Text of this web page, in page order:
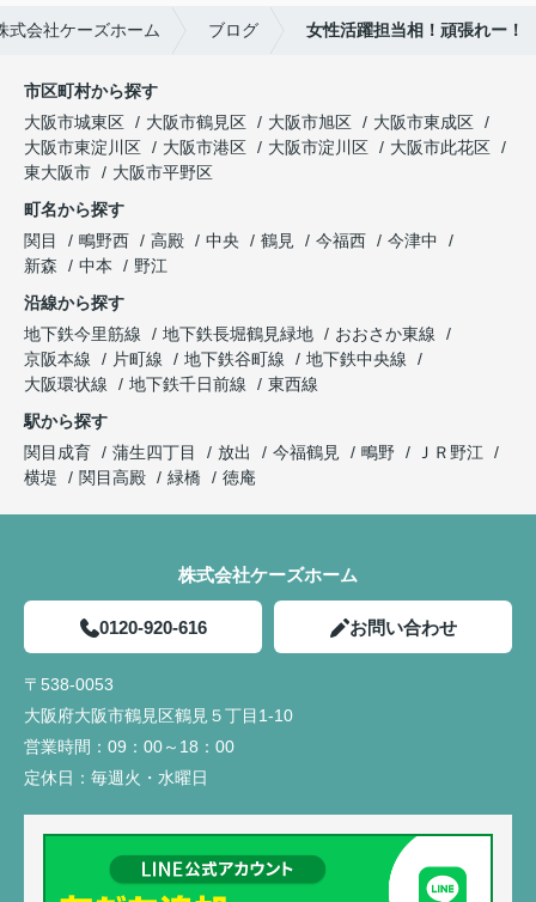
式会社ケーズホーム ブログ 女性活躍担当相！頑張れー！
市区町村から探す
大阪市城東区
大阪市鶴見区 大阪市旭区
大阪市東成区
大阪市東淀川区
大阪市港区 大阪市淀川区
大阪市此花区
東大阪市
大阪市平野区
町名から探す
関目
鴫野西 高殿 中央 鶴見 今福西
今津中
新森
中本
野江
沿線から探す
地下鉄今里筋線
地下鉄長堀鶴見緑地
おおさか東線
京阪本線
片町線 地下鉄谷町線
地下鉄中央線
大阪環状線
地下鉄千日前線
東西線
駅から探す
関目成育
蒲生四丁目 放出 今福鶴見 鴫野
ＪＲ野江
横堤
関目高殿 緑橋 徳庵
株式会社ケーズホーム
0120-920-616 お問い合わせ
〒538-0053
大阪府大阪市鶴見区鶴見５丁目1-10
営業時間： 09：00～18：00
定休日： 毎週火・水曜日